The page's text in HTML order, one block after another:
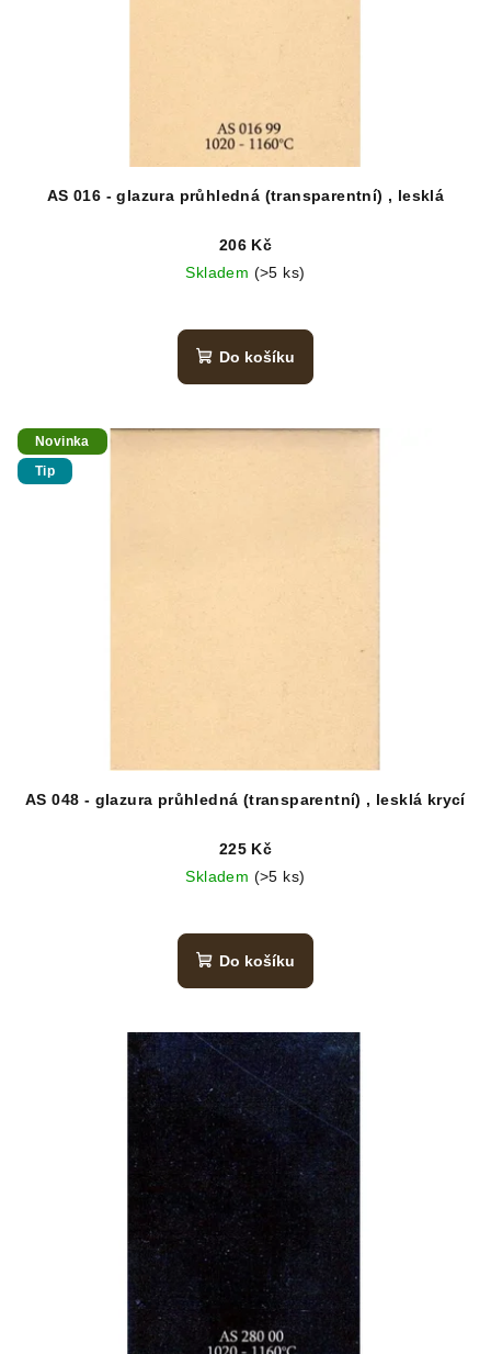
AS 016 - glazura průhledná (transparentní) , lesklá
206 Kč
Skladem (>5 ks)
Do košíku
Novinka
Tip
AS 048 - glazura průhledná (transparentní) , lesklá krycí
225 Kč
Skladem (>5 ks)
Do košíku